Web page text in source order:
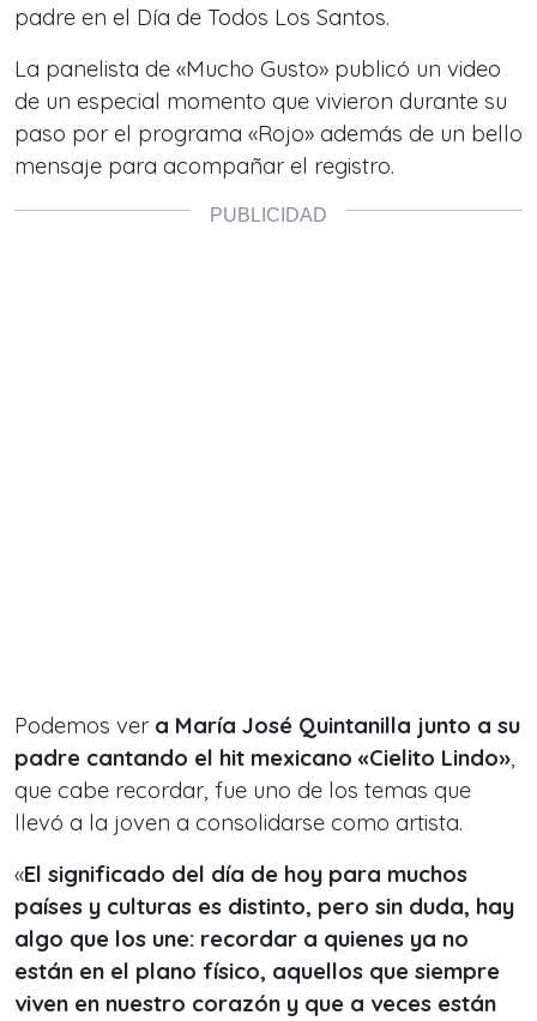
padre en el Día de Todos Los Santos.
La panelista de «Mucho Gusto» publicó un video
de un especial momento que vivieron durante su
paso por el programa «Rojo» además de un bello
mensaje para acompañar el registro.
Podemos ver a María José Quintanilla junto a su
padre cantando el hit mexicano «Cielito Lindo»,
que cabe recordar, fue uno de los temas que
llevó a la joven a consolidarse como artista.
«El significado del día de hoy para muchos
países y culturas es distinto, pero sin duda, hay
algo que los une: recordar a quienes ya no
están en el plano físico, aquellos que siempre
viven en nuestro corazón y que a veces están